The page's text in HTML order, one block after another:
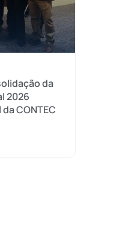
da
2026
CONTEC